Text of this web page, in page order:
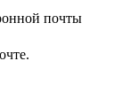
почты